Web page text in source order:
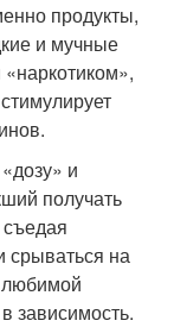
продукты,
и мучные
и
получать
срываться на
любимой
зависимость.